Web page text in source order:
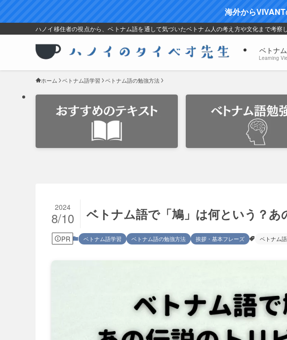
海外から
ハノイ移住者の視点から、ベトナム語を通して気づいたベトナム人の考え方や文化まで考察
ベトナ
Learning
ホーム ベトナム語学習 ベトナム語の勉強方法
ベトナム語で「鳩」は何という？
2024
8/10
PR ベトナム語学習 ベトナム語の勉強方法 挨拶・基本フレーズ ベトナム